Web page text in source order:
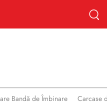
Bandă de Îmbinare Carcase